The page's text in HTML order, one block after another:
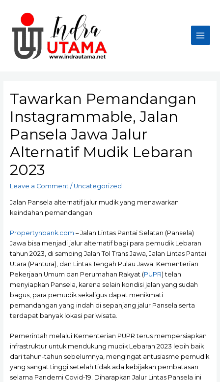
content
Main
Tawarkan Pemandangan
Instagrammable, Jalan
Pansela Jawa Jalur
Alternatif Mudik Lebaran
2023
Leave a Comment / Uncategorized
Jalan Pansela alternatif jalur mudik yang menawarkan
keindahan pemandangan
Propertynbank.com – Jalan Lintas Pantai Selatan (Pansela)
Jawa bisa menjadi jalur alternatif bagi para pemudik Lebaran
tahun 2023, di samping Jalan Tol Trans Jawa, Jalan Lintas Pantai
Utara (Pantura), dan Lintas Tengah Pulau Jawa. Kementerian
Pekerjaan Umum dan Perumahan Rakyat (PUPR) telah
menyiapkan Pansela, karena selain kondisi jalan yang sudah
bagus, para pemudik sekaligus dapat menikmati
pemandangan yang indah di sepanjang jalur Pansela serta
terdapat banyak lokasi pariwisata.
Pemerintah melalui Kementerian PUPR terus mempersiapkan
infrastruktur untuk mendukung mudik Lebaran 2023 lebih baik
dari tahun-tahun sebelumnya, mengingat antusiasme pemudik
yang sangat tinggi setelah tidak ada kebijakan pembatasan
selama Pandemi Covid-19. Diharapkan Jalur Lintas Pansela ini